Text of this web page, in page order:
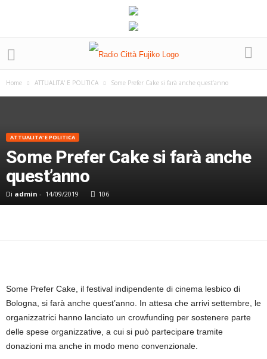
Home ATTUALITA' E POLITICA Some Prefer Cake si farà anche quest’anno
ATTUALITA' E POLITICA
Some Prefer Cake si farà anche
quest’anno
Di admin - 14/09/2019 106
Some Prefer Cake, il festival indipendente di cinema lesbico di
Bologna, si farà anche quest’anno. In attesa che arrivi settembre, le
organizzatrici hanno lanciato un crowfunding per sostenere parte
delle spese organizzative, a cui si può partecipare tramite
donazioni ma anche in modo meno convenzionale.